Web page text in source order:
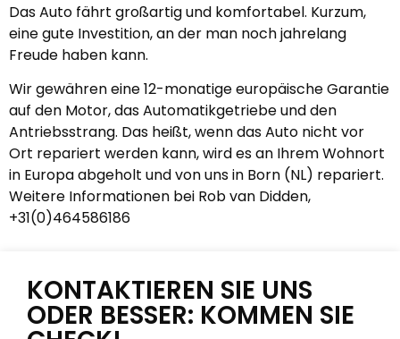
Das Auto fährt großartig und komfortabel. Kurzum,
eine gute Investition, an der man noch jahrelang
Freude haben kann.
Wir gewähren eine 12-monatige europäische Garantie
auf den Motor, das Automatikgetriebe und den
Antriebsstrang. Das heißt, wenn das Auto nicht vor
Ort repariert werden kann, wird es an Ihrem Wohnort
in Europa abgeholt und von uns in Born (NL) repariert.
Weitere Informationen bei Rob van Didden,
+31(0)464586186
KONTAKTIEREN SIE UNS
ODER BESSER: KOMMEN SIE